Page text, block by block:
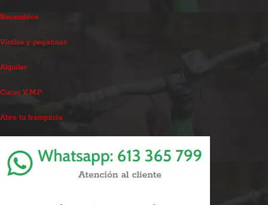
Recambios
Vinilos y pegatinas
Alquiler
Curso V.M.P.
Abre tu franquicia